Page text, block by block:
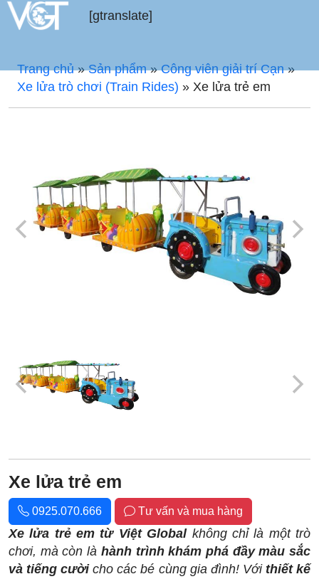
[gtranslate]
Trang chủ»Sản phẩm»Công viên giải trí Cạn»
Xe lửa trò chơi (Train Rides) » Xe lửa trẻ em
Xe lửa trẻ em
0925.070.666 Tư vấn và mua hàng
Xe lửa trẻ em từ Việt Globalkhông chỉ là một trò
chơi, mà còn là hành trình khám phá đầy màu sắc
và tiếng cườicho các bé cùng gia đình! Với thiết kế